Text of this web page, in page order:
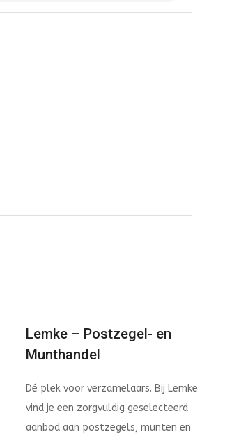
Lemke – Postzegel- en
Munthandel
Dé plek voor verzamelaars. Bij Lemke
vind je een zorgvuldig geselecteerd
aanbod aan postzegels, munten en